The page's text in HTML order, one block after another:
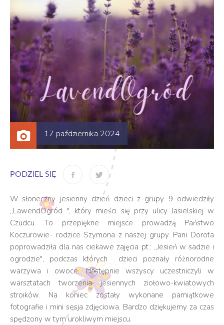
17 października 2024
PODZIEL SIĘ
W słoneczny jesienny dzień dzieci z grupy 9 odwiedziły
,,LawendOgród ", który mieści się przy ulicy Jasielskiej w
Czudcu. To przepiękne miejsce prowadzą Państwo
Koczurowie- rodzice Szymona z naszej grupy. Pani Dorota
poprowadziła dla nas ciekawe zajęcia pt.: ,,Jesień w sadzie i
ogrodzie", podczas których dzieci poznały różnorodne
warzywa i owoce. Następnie wszyscy uczestniczyli w
warsztatach tworzenia jesiennych ziołowo-kwiatowych
stroików. Na koniec zostały wykonane pamiątkowe
fotografie i mini sesja zdjęciowa. Bardzo dziękujemy za czas
spędzony w tym urokliwym miejscu.